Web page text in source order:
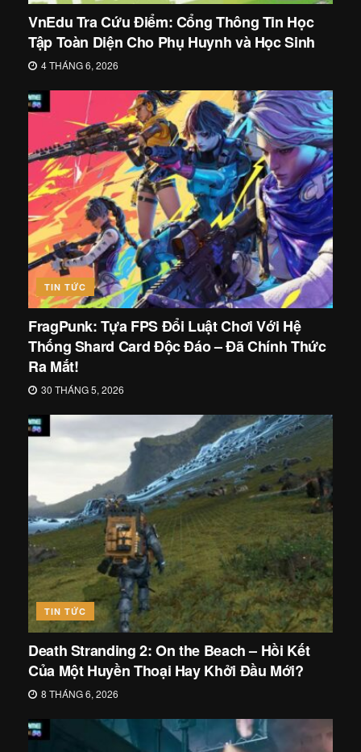
VnEdu Tra Cứu Điểm: Cổng Thông Tin Học
Tập Toàn Diện Cho Phụ Huynh và Học Sinh
4 THÁNG 6, 2026
TIN TỨC
FragPunk: Tựa FPS Đổi Luật Chơi Với Hệ
Thống Shard Card Độc Đáo – Đã Chính Thức
Ra Mắt!
30 THÁNG 5, 2026
TIN TỨC
Death Stranding 2: On the Beach – Hồi Kết
Của Một Huyền Thoại Hay Khởi Đầu Mới?
8 THÁNG 6, 2026